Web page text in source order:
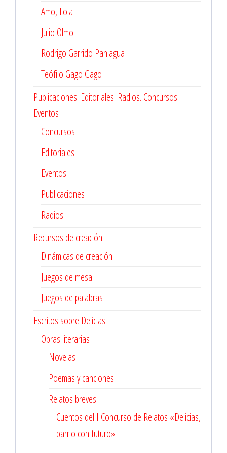
Amo, Lola
Julio Olmo
Rodrigo Garrido Paniagua
Teófilo Gago Gago
Publicaciones. Editoriales. Radios. Concursos.
Eventos
Concursos
Editoriales
Eventos
Publicaciones
Radios
Recursos de creación
Dinámicas de creación
Juegos de mesa
Juegos de palabras
Escritos sobre Delicias
Obras literarias
Novelas
Poemas y canciones
Relatos breves
Cuentos del I Concurso de Relatos «Delicias,
barrio con futuro»